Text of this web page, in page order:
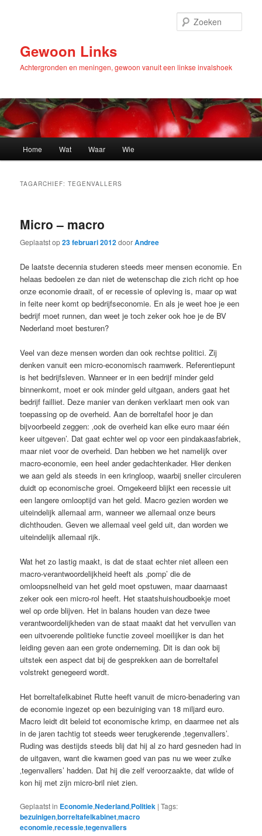
Gewoon Links
Achtergronden en meningen, gewoon vanuit een linkse invalshoek
Spring
primaire
Spring
secundaire
Home Wat Waar Wie
TAGARCHIEF:TEGENVALLERS
Micro – macro
Geplaatst op23 februari 2012doorAndree
De laatste decennia studeren steeds meer mensen economie. En
helaas bedoelen ze dan niet de wetenschap die zich richt op hoe
onze economie draait, of er recessie of opleving is, maar op wat
in feite neer komt op bedrijfseconomie. En als je weet hoe je een
bedrijf moet runnen, dan weet je toch zeker ook hoe je de BV
Nederland moet besturen?
Veel van deze mensen worden dan ook rechtse politici. Zij
denken vanuit een micro-economisch raamwerk. Referentiepunt
is het bedrijfsleven. Wanneer er in een bedrijf minder geld
binnenkomt, moet er ook minder geld uitgaan, anders gaat het
bedrijf failliet. Deze manier van denken verklaart men ook van
toepassing op de overheid. Aan de borreltafel hoor je dan
bijvoorbeeld zeggen: ‚ook de overheid kan elke euro maar één
keer uitgeven’. Dat gaat echter wel op voor een pindakaasfabriek,
maar niet voor de overheid. Dan hebben we het namelijk over
macro-economie, een heel ander gedachtenkader. Hier denken
we aan geld als steeds in een kringloop, waarbij sneller circuleren
duidt op economische groei. Omgekeerd blijkt een recessie uit
een langere omlooptijd van het geld. Macro gezien worden we
uiteindelijk allemaal arm, wanneer we allemaal onze beurs
dichthouden. Geven we allemaal veel geld uit, dan worden we
uiteindelijk allemaal rijk.
Wat het zo lastig maakt, is dat de staat echter niet alleen een
macro-verantwoorde­lijk­heid heeft als ‚pomp’ die de
omloopsnelheid van het geld moet opstuwen, maar daarnaast
zeker ook een micro-rol heeft. Het staatshuishoudboekje moet
wel op orde blijven. Het in balans houden van deze twee
verantwoordelijkheden van de staat maakt dat het vervullen van
een uitvoerende politieke functie zoveel moeilijker is dan het
leiding geven aan een grote onderneming. Dit is dan ook bij
uitstek een aspect dat bij de gesprekken aan de borreltafel
volstrekt genegeerd wordt.
Het borreltafelkabinet Rutte heeft vanuit de micro-benadering van
de economie ingezet op een bezuiniging van 18 miljard euro.
Macro leidt dit beleid tot economische krimp, en daarmee net als
in de jaren tachtig tot steeds weer terugkerende ‚tegenvallers’.
Ruding was destijds steeds blij dat hij al zo hard gesneden had in
de uitgaven, want die kwamen goed van pas nu we weer zulke
‚tegenvallers’ hadden. Dat hij die zelf veroorzaakte, dat wilde of
kon hij met zijn micro-bril niet zien.
Geplaatst in Economie,Nederland,Politiek |Tags:
bezuinigen,borreltafelkabinet,macro
economie,recessie,tegenvallers